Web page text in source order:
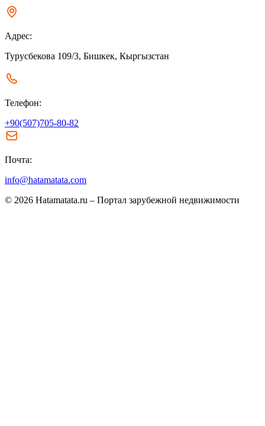
Адрес:
Турусбекова 109/3, Бишкек, Кыргызстан
Телефон:
+90(507)705-80-82
Почта:
info@hatamatata.com
© 2026 Hatamatata.ru – Портал зарубежной недвижимости